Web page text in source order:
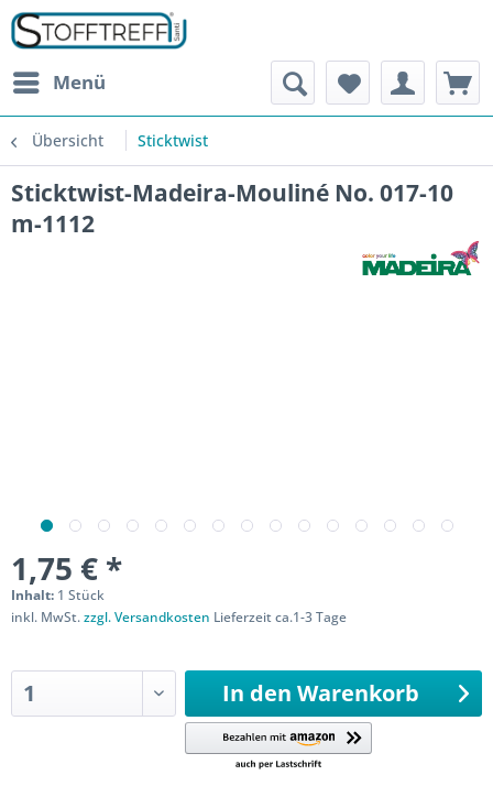
Menü
Übersicht Sticktwist
Sticktwist-Madeira-Mouliné No. 017-10
m-1112
1,75 € *
Inhalt: 1 Stück
inkl. MwSt.zzgl. Versandkosten Lieferzeit ca.1-3 Tage
In den Warenkorb